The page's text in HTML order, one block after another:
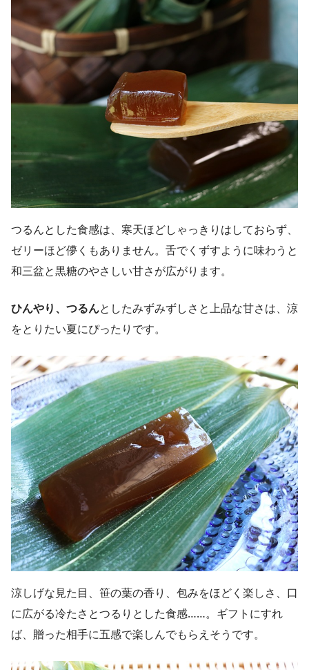
つるんとした食感は、寒天ほどしゃっきりはしておらず、
ゼリーほど儚くもありません。舌でくずすように味わうと
和三盆と黒糖のやさしい甘さが広がります。
ひんやり、つるんとしたみずみずしさと上品な甘さは、涼
をとりたい夏にぴったりです。
涼しげな見た目、笹の葉の香り、包みをほどく楽しさ、口
に広がる冷たさとつるりとした食感……。ギフトにすれ
ば、贈った相手に五感で楽しんでもらえそうです。